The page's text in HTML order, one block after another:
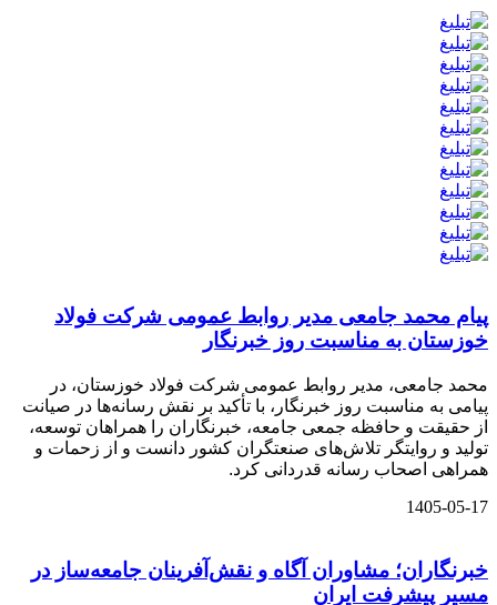
پیام محمد جامعی مدیر روابط عمومی شرکت فولاد
خوزستان به مناسبت روز خبرنگار
محمد جامعی، مدیر روابط عمومی شرکت فولاد خوزستان، در
پیامی به مناسبت روز خبرنگار، با تأکید بر نقش رسانه‌ها در صیانت
از حقیقت و حافظه جمعی جامعه، خبرنگاران را همراهان توسعه،
تولید و روایتگر تلاش‌های صنعتگران کشور دانست و از زحمات و
همراهی اصحاب رسانه قدردانی کرد.
1405-05-17
خبرنگاران؛ مشاوران آگاه و نقش‌آفرینان جامعه‌ساز در
مسیر پیشرفت ایران